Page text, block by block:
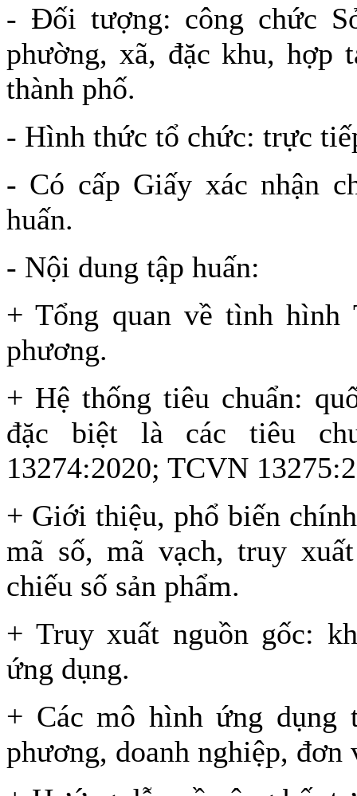
- Đối tượng: công chức
phường, xã, đặc khu, hợp
thành phố.
- Hình thức tổ chức: trực
- Có cấp Giấy xác nhận
huấn.
- Nội dung tập huấn:
+ Tổng quan về tình
phương.
+ Hệ thống tiêu chuẩn:
đặc biệt là các tiêu
13274:2020; TCVN
+ Giới thiệu, phổ biến
mã số, mã vạch, truy
chiếu số sản phẩm.
+ Truy xuất nguồn gốc:
ứng dụng.
+ Các mô hình ứng dụng
phương, doanh nghiệp, đơn